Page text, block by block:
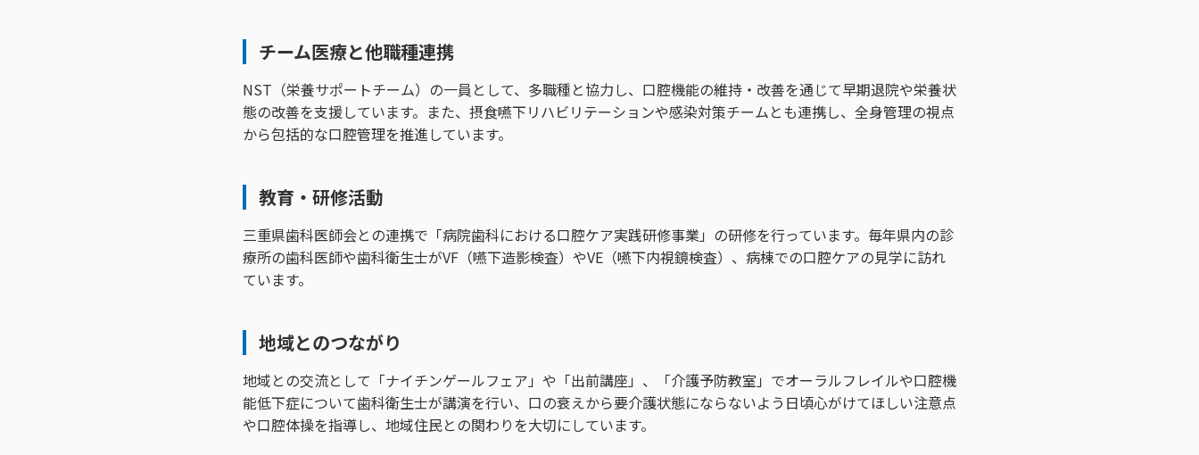
チーム医療と他職種連携
NST（栄養サポートチーム）の一員として、多職種と協力し、口腔機能の維持・改善を通じて早期退院や栄養状
態の改善を支援しています。また、摂食嚥下リハビリテーションや感染対策チームとも連携し、全身管理の視点
から包括的な口腔管理を推進しています。
教育・研修活動
三重県歯科医師会との連携で「病院歯科における口腔ケア実践研修事業」の研修を行っています。毎年県内の診
療所の歯科医師や歯科衛生士がVF（嚥下造影検査）やVE（嚥下内視鏡検査）、病棟での口腔ケアの見学に訪れ
ています。
地域とのつながり
地域との交流として「ナイチンゲールフェア」や「出前講座」、「介護予防教室」でオーラルフレイルや口腔機
能低下症について歯科衛生士が講演を行い、口の衰えから要介護状態にならないよう日頃心がけてほしい注意点
や口腔体操を指導し、地域住民との関わりを大切にしています。